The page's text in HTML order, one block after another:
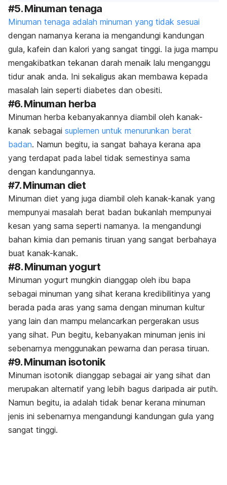
#5. Minuman tenaga
Minuman tenaga adalah minuman yang tidak sesuai
dengan namanya kerana ia mengandungi kandungan
gula, kafein dan kalori yang sangat tinggi. Ia juga mampu
mengakibatkan tekanan darah menaik lalu menganggu
tidur anak anda. Ini sekaligus akan membawa kepada
masalah lain seperti diabetes dan obesiti.
#6. Minuman herba
Minuman herba kebanyakannya diambil oleh kanak-
kanak sebagai suplemen untuk menurunkan berat
badan. Namun begitu, ia sangat bahaya kerana apa
yang terdapat pada label tidak semestinya sama
dengan kandungannya.
#7. Minuman diet
Minuman diet yang juga diambil oleh kanak-kanak yang
mempunyai masalah berat badan bukanlah mempunyai
kesan yang sama seperti namanya. Ia mengandungi
bahan kimia dan pemanis tiruan yang sangat berbahaya
buat kanak-kanak.
#8. Minuman yogurt
Minuman yogurt mungkin dianggap oleh ibu bapa
sebagai minuman yang sihat kerana kredibilitinya yang
berada pada aras yang sama dengan minuman kultur
yang lain dan mampu melancarkan pergerakan usus
yang sihat. Pun begitu, kebanyakan minuman jenis ini
sebenarnya menggunakan pewarna dan perasa tiruan.
#9. Minuman isotonik
Minuman isotonik dianggap sebagai air yang sihat dan
merupakan alternatif yang lebih bagus daripada air putih.
Namun begitu, ia adalah tidak benar kerana minuman
jenis ini sebenarnya mengandungi kandungan gula yang
sangat tinggi.